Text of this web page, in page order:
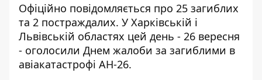
Офіційно повідомляється про 25 загиблих
та 2 постраждалих. У Харківській і
Львівській областях цей день - 26 вересня
- оголосили Днем жалоби за загиблими в
авіакатастрофі АН-26.